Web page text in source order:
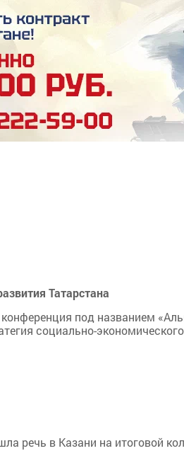
Татарстана
под названием
социально-
речь в Казани на итоговой